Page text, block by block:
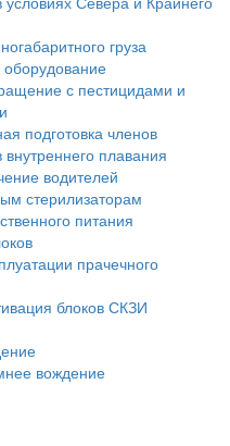
груза
с пестицидами и
подготовка членов
плавания
водителей
стерилизаторам
питания
прачечного
блоков СКЗИ
вождение